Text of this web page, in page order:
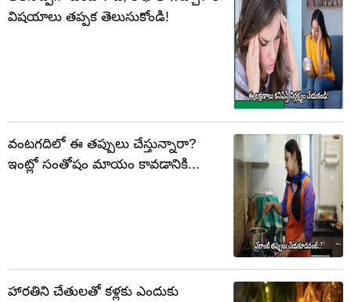
విషయాలు తప్పక తెలుసుకోండి!
వంటగదిలో ఈ తప్పులు చేస్తున్నారా?
ఇంట్లో సంతోషం మాయం కావడానికి...
హారతిని చేతులతో కళ్లకు ఎందుకు